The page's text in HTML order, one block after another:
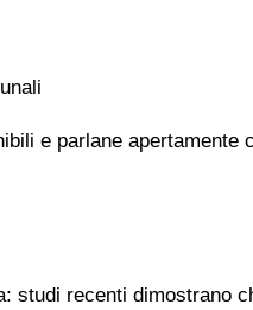
e parlane apertamente
studi recenti dimostrano